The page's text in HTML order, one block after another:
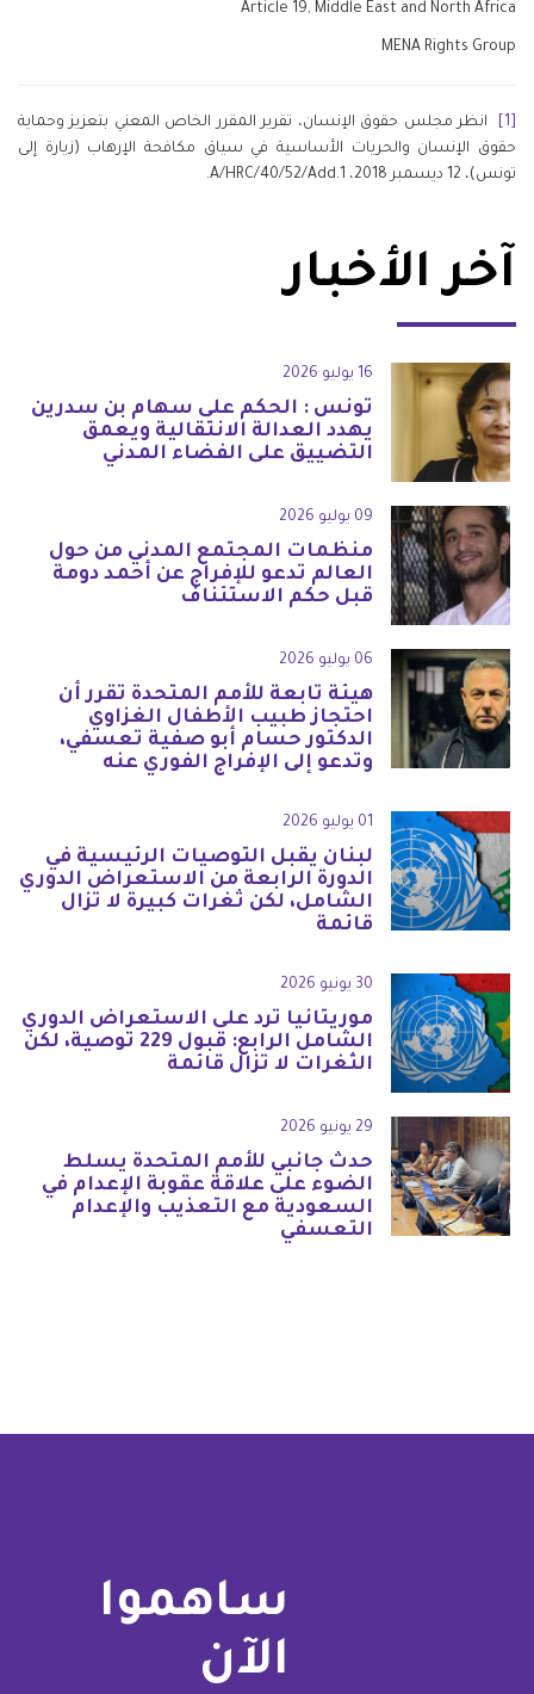
Article 19, Middle East and North Africa
MENA Rights Group
[1]
انظر مجلس حقوق الإنسان، تقرير المقرر الخاص المعني بتعزيز وحماية
حقوق الإنسان والحريات الأساسية في سياق مكافحة الإرهاب (زيارة إلى
تونس)، 12 ديسمبر 2018، A/HRC/40/52/Add.1.
آخر الأخبار
16 يوليو 2026
تونس : الحكم على سهام بن سدرين
يهدد العدالة الانتقالية ويعمق
التضييق على الفضاء المدني
09 يوليو 2026
منظمات المجتمع المدني من حول
العالم تدعو للإفراج عن أحمد دومة
قبل حكم الاستئناف
06 يوليو 2026
هيئة تابعة للأمم المتحدة تقرر أن
احتجاز طبيب الأطفال الغزاوي
الدكتور حسام أبو صفية تعسفي،
وتدعو إلى الإفراج الفوري عنه
01 يوليو 2026
لبنان يقبل التوصيات الرئيسية في
الدورة الرابعة من الاستعراض الدوري
الشامل، لكن ثغرات كبيرة لا تزال
قائمة
30 يونيو 2026
موريتانيا ترد على الاستعراض الدوري
الشامل الرابع: قبول 229 توصية، لكن
الثغرات لا تزال قائمة
29 يونيو 2026
حدث جانبي للأمم المتحدة يسلط
الضوء على علاقة عقوبة الإعدام في
السعودية مع التعذيب والإعدام
التعسفي
ساهموا
الآن